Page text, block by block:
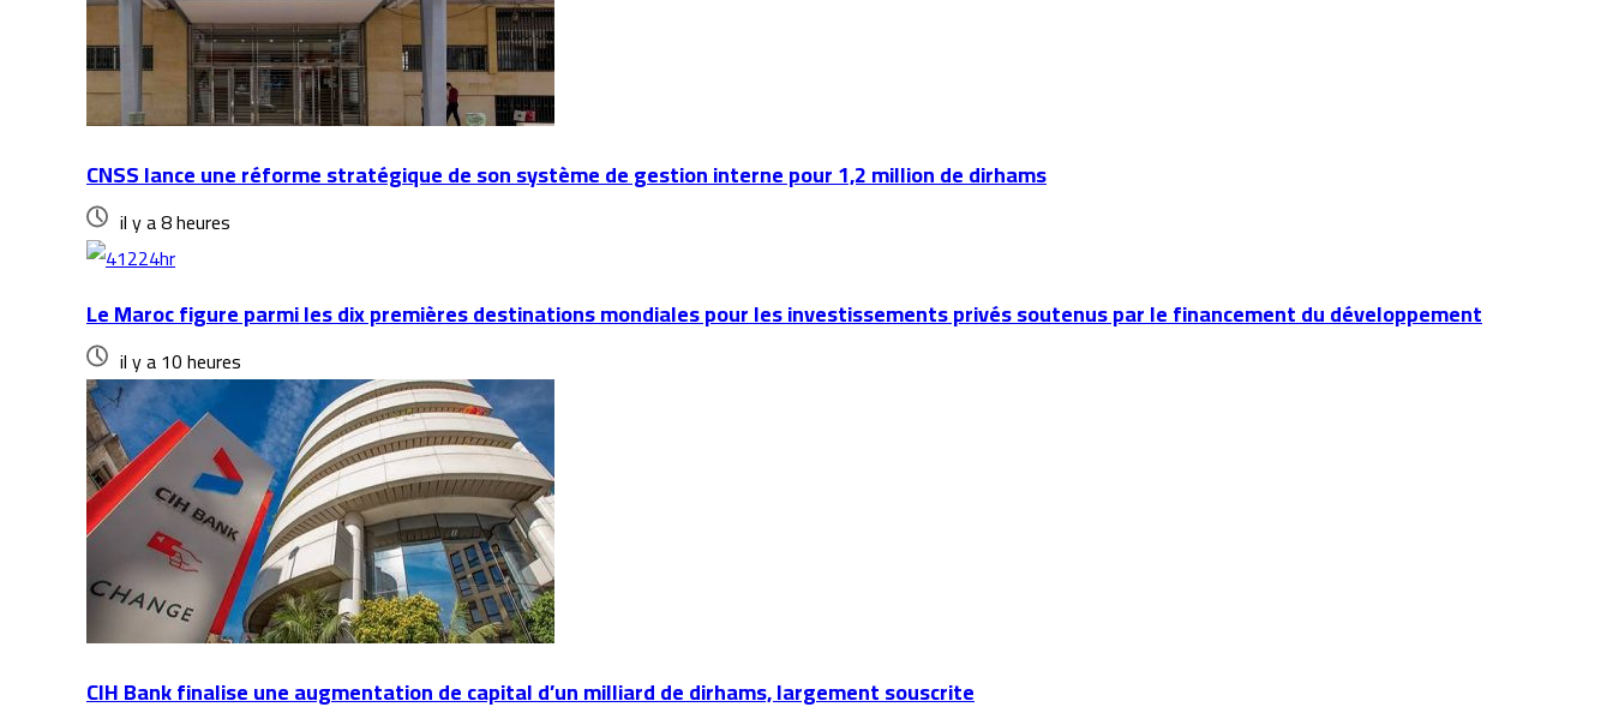
CNSS lance une réforme stratégique de son système de gestion interne pour 1,2 million de dirhams
il y a 8 heures
Le Maroc figure parmi les dix premières destinations mondiales pour les investissements privés soutenus par le financement du développement
il y a 10 heures
CIH Bank finalise une augmentation de capital d’un milliard de dirhams, largement souscrite